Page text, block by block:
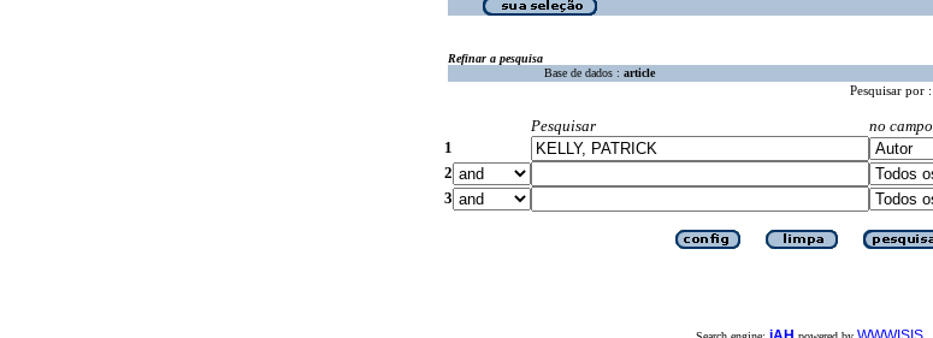
Refinar a pesquisa
Base de dados : article
Pesquisar por :
Pesquisar
no campo
1
2
3